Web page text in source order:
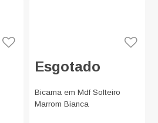
Esgotado
Bicama em Mdf Solteiro
Marrom Bianca